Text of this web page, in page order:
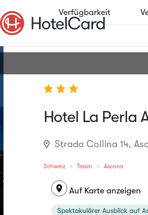
Hotel La Perla
Strada Collina 14,
Schweiz Tessin Ascona
location_on Auf Karte anzeigen
Spektakulärer Ausblick auf
Verfügbarkeit